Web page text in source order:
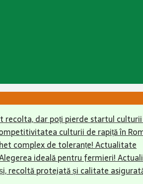
recolta, dar poți pierde startul
culturii de rapiță în
complex de toleranțe!Actualitate
ideală pentru fermieri!
recoltă protejată și calitate